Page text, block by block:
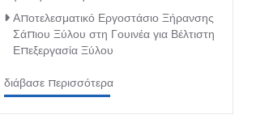
Αποτελεσματικό Εργοστάσιο Ξήρανσης
Σάπιου Ξύλου στη Γουινέα για Βέλτιστη
Επεξεργασία Ξύλου
διάβασε περισσότερα